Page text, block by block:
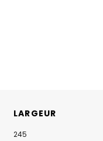
LARGEUR
245